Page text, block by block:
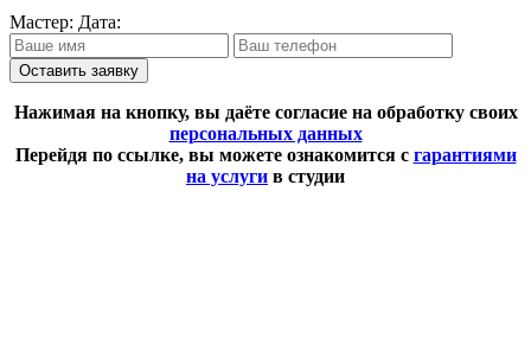
Мастер: Дата:
Оставить заявку
Нажимая на кнопку, вы даёте согласие на обработку своих
персональных данных
Перейдя по ссылке, вы можете ознакомится с гарантиями
на услуги в студии